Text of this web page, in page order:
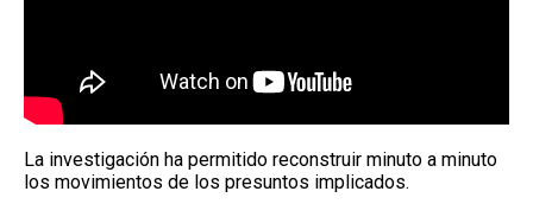
La investigación ha permitido reconstruir minuto a minuto
los movimientos de los presuntos implicados.